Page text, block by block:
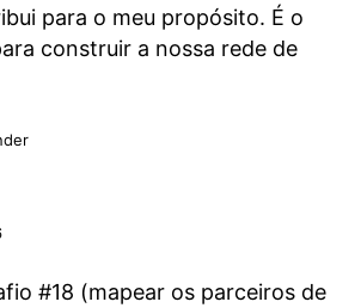
para o meu propósito. É o
construir a nossa rede de
#18 (mapear os parceiros de